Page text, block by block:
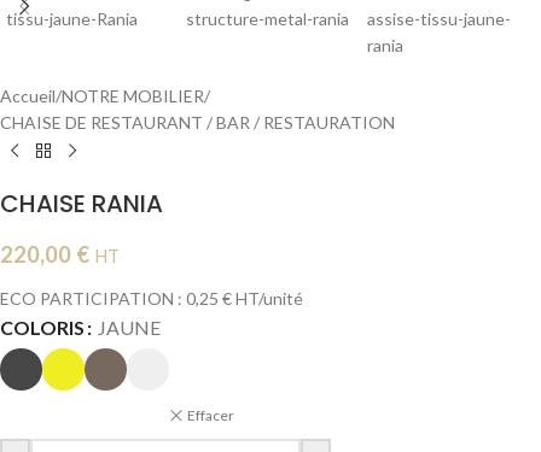
Accueil/NOTRE MOBILIER/
CHAISE DE RESTAURANT / BAR / RESTAURATION
CHAISE RANIA
220,00 € HT
ECO PARTICIPATION : 0,25 € HT/unité
COLORIS JAUNE
Effacer